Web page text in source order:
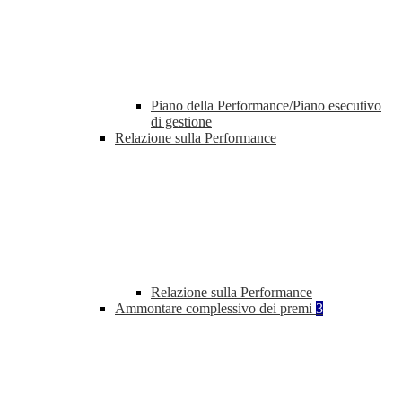
Piano della Performance/Piano esecutivo
di gestione
Relazione sulla Performance
Relazione sulla Performance
Ammontare complessivo dei premi 3